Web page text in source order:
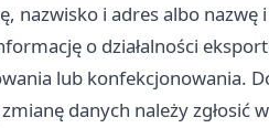
nazwisko i adres albo nazwę
o działalności
lub konfekcjonowania.
danych należy